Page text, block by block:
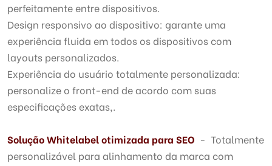
perfeitamente entre dispositivos.
Design responsivo ao dispositivo: garante uma
experiência fluida em todos os dispositivos com
layouts personalizados.
Experiência do usuário totalmente personalizada:
personalize o front-end de acordo com suas
especificações exatas,.
Solução Whitelabel otimizada para SEO - Totalmente
personalizável para alinhamento da marca com